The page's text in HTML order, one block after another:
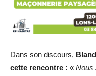
Dans son discours,
cette rencontre : « Nous